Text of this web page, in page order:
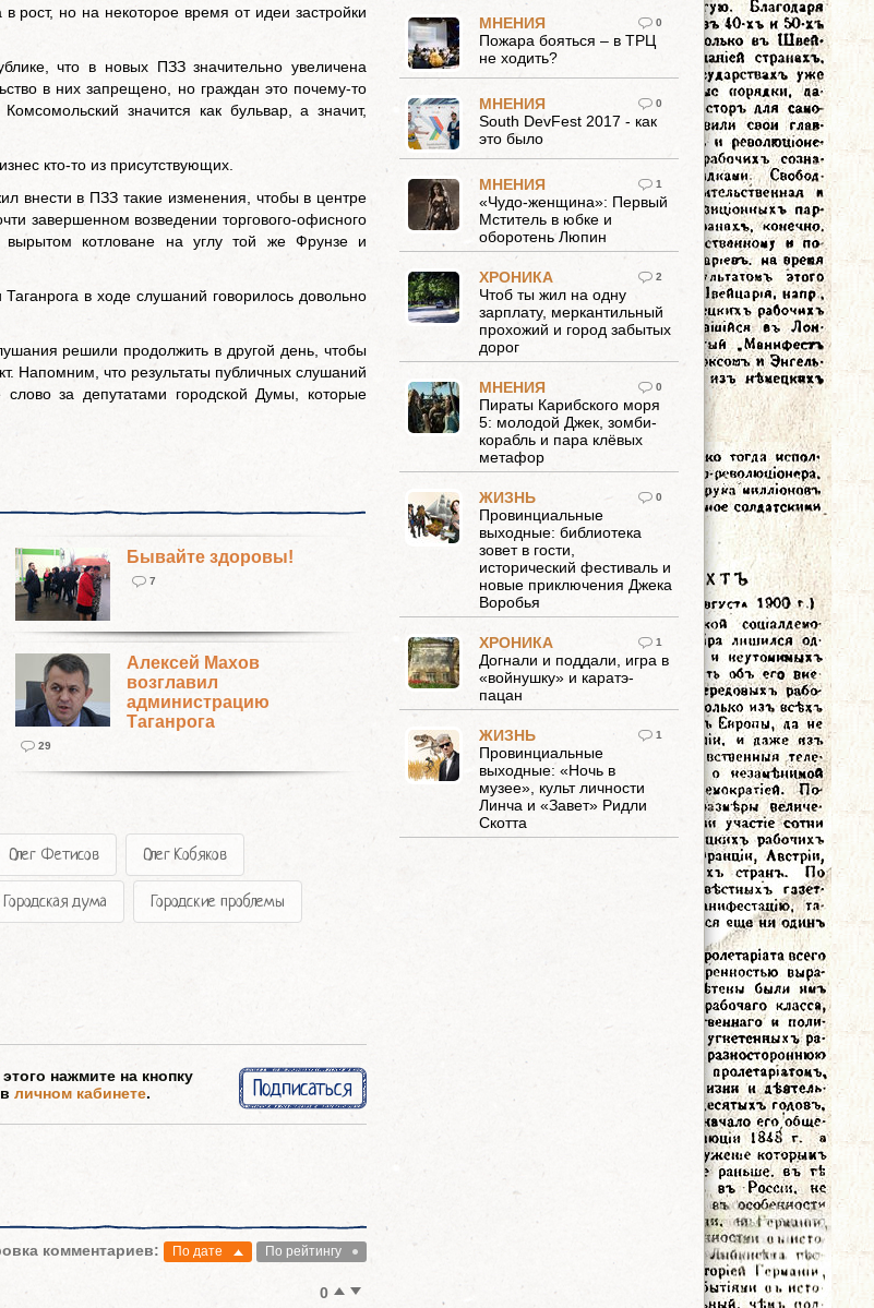
рост, но на некоторое время от идеи застройки
что в новых ПЗЗ значительно увеличена
в них запрещено, но граждан это почему-то
значится как бульвар, а значит,
кто-то из присутствующих.
внести в ПЗЗ такие изменения, чтобы в центре
завершенном возведении торгового-офисного
котловане на углу той же Фрунзе и
в ходе слушаний говорилось довольно
решили продолжить в другой день, чтобы
Напомним, что результаты публичных слушаний
за депутатами городской Думы, которые
Бывайте здоровы!
7
Алексей Махов
возглавил
администрацию
Таганрога
29
Олег Фетисов Олег Кобяков
Городская дума Городские проблемы
Подписаться
нажмите на кнопку
личном кабинете.
комментариев: По дате По рейтингу
0
0
МНЕНИЯ
Пожара бояться – в ТРЦ
не ходить?
0
МНЕНИЯ
South DevFest 2017 - как
это было
1
МНЕНИЯ
«Чудо-женщина»: Первый
Мститель в юбке и
оборотень Люпин
2
ХРОНИКА
Чтоб ты жил на одну
зарплату, меркантильный
прохожий и город забытых
дорог
0
МНЕНИЯ
Пираты Карибского моря
5: молодой Джек, зомби-
корабль и пара клёвых
метафор
0
ЖИЗНЬ
Провинциальные
выходные: библиотека
зовет в гости,
исторический фестиваль и
новые приключения Джека
Воробья
1
ХРОНИКА
Догнали и поддали, игра в
«войнушку» и каратэ-
пацан
1
ЖИЗНЬ
Провинциальные
выходные: «Ночь в
музее», культ личности
Линча и «Завет» Ридли
Скотта